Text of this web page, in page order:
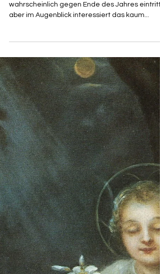
1. Jan. 2023
9 Min. Lesezeit
Engel der Familie
„Ich muss Euch von einem Ereignis berichten,
wahrscheinlich gegen Ende des Jahres eintritt,
aber im Augenblick interessiert das kaum...